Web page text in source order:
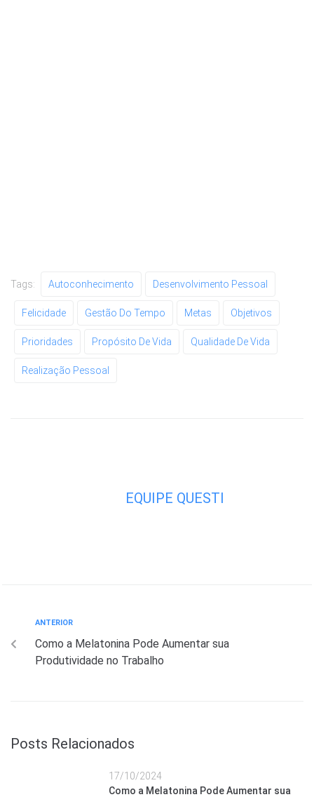
Tags: Autoconhecimento Desenvolvimento Pessoal
Felicidade Gestão Do Tempo Metas Objetivos
Prioridades Propósito De Vida Qualidade De Vida
Realização Pessoal
EQUIPE QUESTI
ANTERIOR
Como a Melatonina Pode Aumentar sua
Produtividade no Trabalho
Posts Relacionados
17/10/2024
Como a Melatonina Pode Aumentar sua